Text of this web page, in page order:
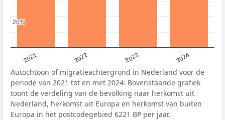
2021 2022 2023 2024
20%
20%
Autochtoon of migratieachtergrond in Nederland voor de
periode van 2021 tot en met 2024: Bovenstaande grafiek
toont de verdeling van de bevolking naar herkomst uit
Nederland, herkomst uit Europa en herkomst van buiten
Europa in het postcodegebied 6221 BP per jaar.